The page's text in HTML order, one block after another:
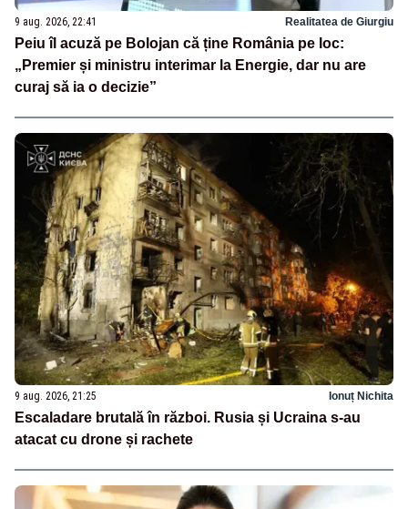
9 aug. 2026, 22:41 Realitatea de Giurgiu
Peiu îl acuză pe Bolojan că ține România pe loc:
„Premier și ministru interimar la Energie, dar nu are
curaj să ia o decizie”
9 aug. 2026, 21:25 Ionuț Nichita
Escaladare brutală în război. Rusia și Ucraina s-au
atacat cu drone și rachete